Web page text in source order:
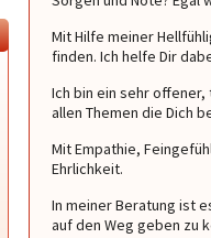
Medium
Lorettana
Mit Hilfe meiner
finden. Ich helfe Dir
Ich bin ein sehr
allen Themen die Dich
Mit Empathie,
Ehrlichkeit.
In meiner Beratung ist
auf den Weg geben zu